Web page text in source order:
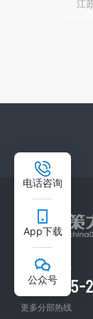
江
总部咨询热线
0755-
更多分部热线
电话咨询
App下载
公众号